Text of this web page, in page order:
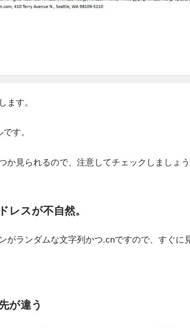
ます。
す。
か見られるので、注意してチェックしましょう
レスが不自然。
がランダムな文字列かつ.cnですので、すぐに
が違う